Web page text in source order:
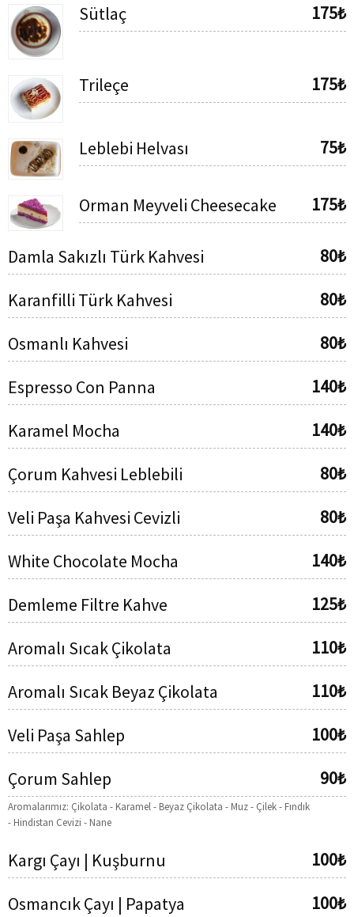
Sütlaç 175₺
Trileçe 175₺
Leblebi Helvası 75₺
Orman Meyveli Cheesecake 175₺
Damla Sakızlı Türk Kahvesi
80₺
Karanfilli Türk Kahvesi
80₺
Osmanlı Kahvesi
80₺
Espresso Con Panna
140₺
Karamel Mocha
140₺
Çorum Kahvesi Leblebili
80₺
Veli Paşa Kahvesi Cevizli
80₺
White Chocolate Mocha
140₺
Demleme Filtre Kahve
125₺
Aromalı Sıcak Çikolata
110₺
Aromalı Sıcak Beyaz Çikolata
110₺
Veli Paşa Sahlep
100₺
Çorum Sahlep
90₺
Aromalarımız: Çikolata - Karamel - Beyaz Çikolata - Muz - Çilek - Fındık
- Hindistan Cevizi - Nane
Kargı Çayı | Kuşburnu
100₺
Osmancık Çayı | Papatya
100₺